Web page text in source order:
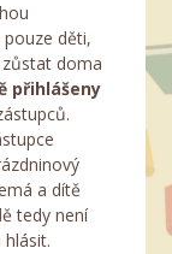
děti,
doma
přihlášeny
a dítě
tedy není